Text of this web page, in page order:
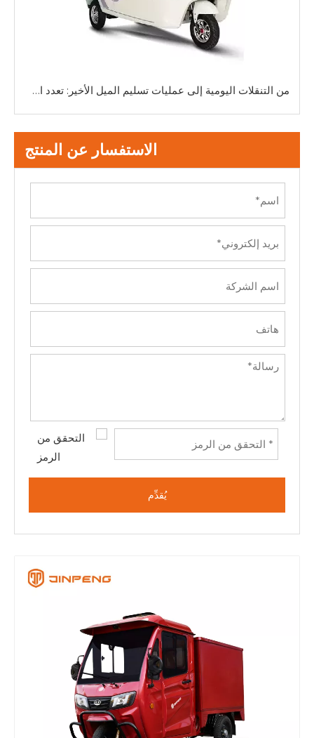
من التنقلات اليومية إلى عمليات تسليم الميل الأخير: تعدد استخدامات السيارات الصغيرة ثلاثية العجلات
الاستفسار عن المنتج
يُقدِّم